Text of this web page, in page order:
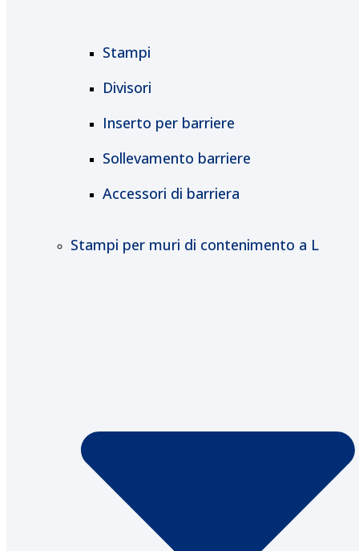
Stampi
Divisori
Inserto per barriere
Sollevamento barriere
Accessori di barriera
Stampi per muri di contenimento a L